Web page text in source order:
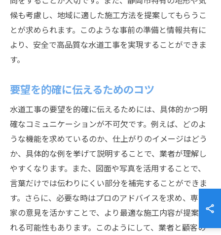
候も考慮し、地域に適した施工方法を提案してもらうこ
とが求められます。このような事前の準備と情報共有に
より、安全で高品質な水道工事を実現することができま
す。
要望を的確に伝えるためのコツ
水道工事の要望を的確に伝えるためには、具体的かつ明
確なコミュニケーションが不可欠です。例えば、どのよ
うな機能を求めているのか、仕上がりのイメージはどう
か、具体的な例を挙げて説明することで、業者が理解し
やすくなります。また、図面や写真を活用することで、
言葉だけでは伝わりにくい部分を補完することができま
す。さらに、必要な時はプロのアドバイスを求め、専門
家の意見を活かすことで、より最適な施工内容が提案さ
れる可能性もあります。このようにして、業者と顧客の